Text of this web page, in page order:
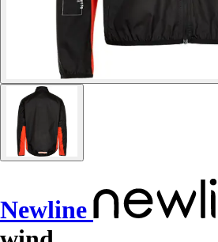
Newline